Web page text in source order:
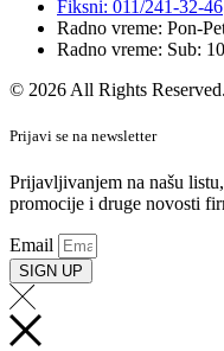
Fiksni: 011/241-32-46
Radno vreme: Pon-
Radno vreme: Sub:
© 2026 All Rights
Prijavi se na newsletter
Prijavljivanjem na našu
promocije i druge novosti
Email
SIGN UP